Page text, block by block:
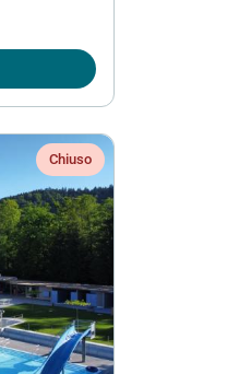
Chiuso